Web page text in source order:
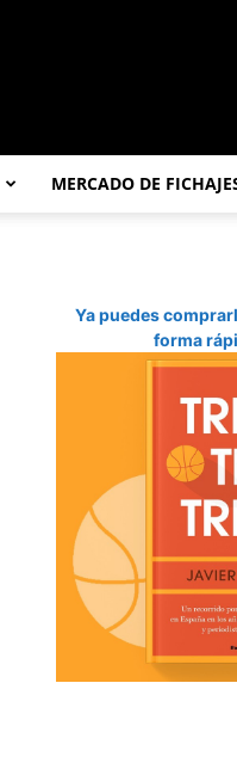
MERCADO DE
Ya puedes
forma